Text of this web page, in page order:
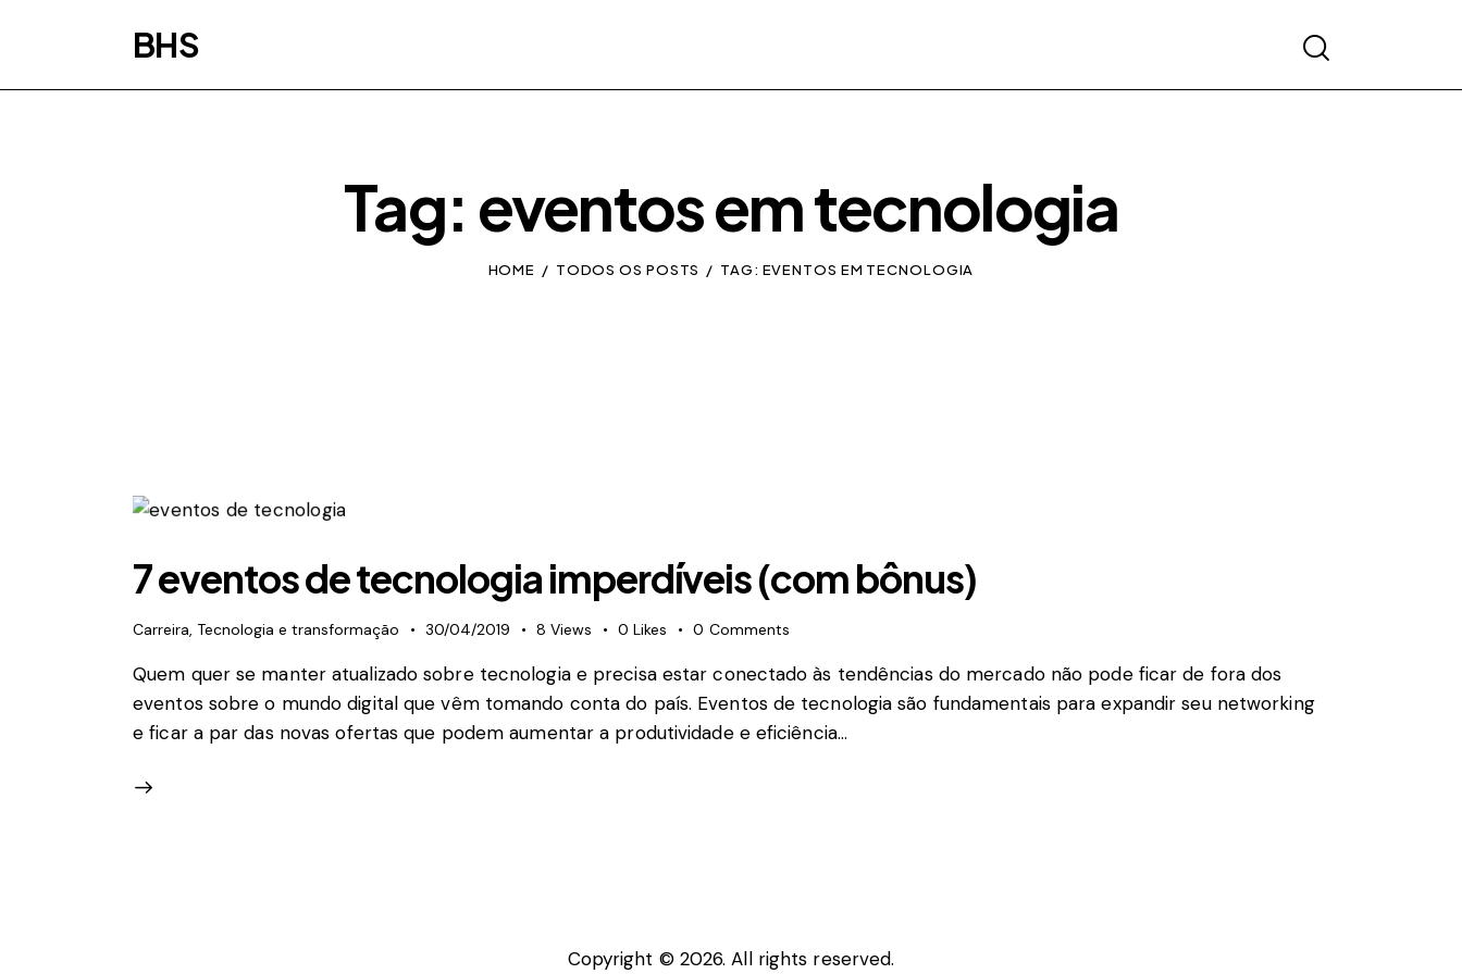
BHS
Tag: eventos em tecnologia
HOME TODOS OS POSTS TAG: EVENTOS EM TECNOLOGIA
7 eventos de tecnologia imperdíveis (com bônus)
Carreira, Tecnologia e transformação 30/04/2019 8 Views 0 Likes 0 Comments
Quem quer se manter atualizado sobre tecnologia e precisa estar conectado às tendências do mercado não pode ficar de fora dos
eventos sobre o mundo digital que vêm tomando conta do país. Eventos de tecnologia são fundamentais para expandir seu networking
e ficar a par das novas ofertas que podem aumentar a produtividade e eficiência…
Copyright © 2026. All rights reserved.